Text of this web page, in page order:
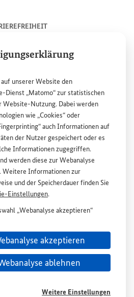
unsererWebsite den
Dienst „Matomo“ zur statistischen
Website-Nutzung. Dabei werden
wie „Cookies“ oder
“ auch Informationen auf
der Nutzer gespeichert oder es
Informationen zugegriffen.
werden diese zur Webanalyse
Weitere Informationen zur
und der Speicherdauer finden Sie
-Einstellungen.
„Webanalyse akzeptieren“
auf derWebsite„Plattform
Ukraine“ zu. Diese Einwilligung ist
die Nutzung derWebsitenicht
und kann jederzeit für die Zukunft
akzeptieren
ablehnen
Weitere Einstellungen
Zusammenarbeit und